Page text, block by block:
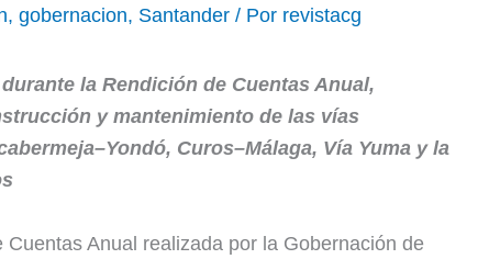
,gobernacion, Santander / Por revistacg
la Rendición de Cuentas Anual,
y mantenimiento de las vías
Curos–Málaga, Vía Yuma y la
Cuentas Anual realizada por la Gobernación de